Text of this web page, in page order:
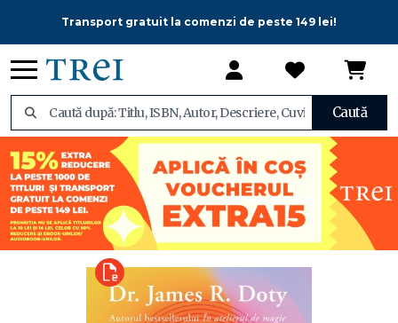
Transport gratuit la comenzi de peste 149 lei!
Caută